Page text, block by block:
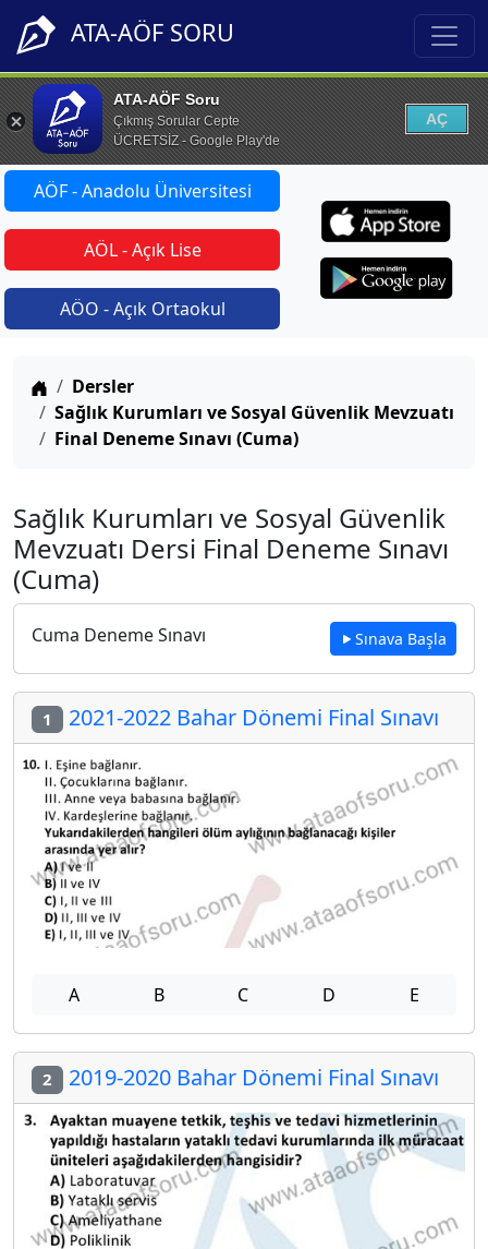
ATA-AÖF SORU
ATA-AÖF Soru
Çıkmış Sorular Cepte
ÜCRETSİZ - Google Play'de
AÇ
AÖF - Anadolu Üniversitesi
AÖL - Açık Lise
AÖO - Açık Ortaokul
Anasayfa
Dersler
Sağlık Kurumları ve Sosyal Güvenlik Mevzuatı
Final Deneme Sınavı (Cuma)
Sağlık Kurumları ve Sosyal Güvenlik
Mevzuatı Dersi Final Deneme Sınavı
(Cuma)
Cuma Deneme Sınavı Sınava Başla
1 2021-2022 Bahar Dönemi Final Sınavı
A B C D E
2 2019-2020 Bahar Dönemi Final Sınavı